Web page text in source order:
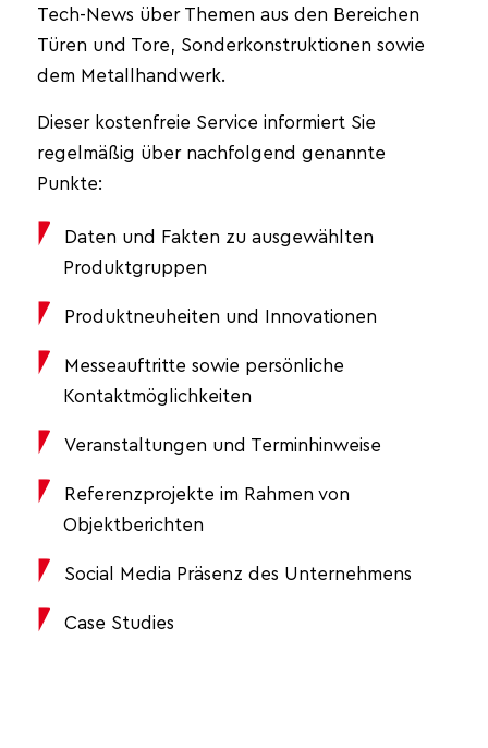
Tech-News über Themen aus den Bereichen
Türen und Tore, Sonderkonstruktionen sowie
dem Metallhandwerk.
Dieser kostenfreie Service informiert Sie
regelmäßig über nachfolgend genannte
Punkte:
Daten und Fakten zu ausgewählten
Produktgruppen
Produktneuheiten und Innovationen
Messeauftritte sowie persönliche
Kontaktmöglichkeiten
Veranstaltungen und Terminhinweise
Referenzprojekte im Rahmen von
Objektberichten
Social Media Präsenz des Unternehmens
Case Studies